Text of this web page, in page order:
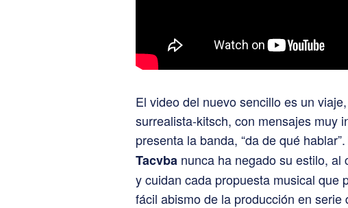
El video del nuevo sencillo es un
surrealista-kitsch, con mensajes muy
presenta la banda, “da de qué
Tacvba nunca ha negado su estilo,
y cuidan cada propuesta musical que
fácil abismo de la producción en